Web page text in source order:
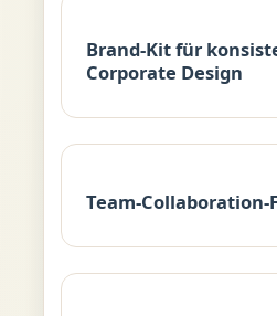
Brand-Kit für
Corporate Design
Team-Collaboration-